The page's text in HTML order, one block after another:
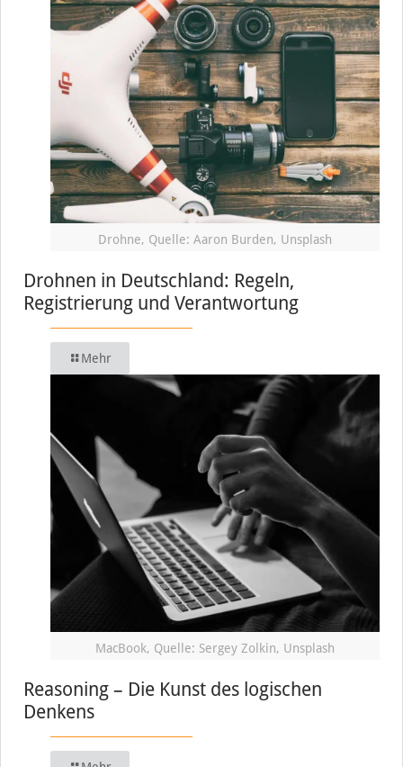
Drohne, Quelle: Aaron Burden, Unsplash
Drohnen in Deutschland: Regeln,
Registrierung und Verantwortung
Mehr
MacBook, Quelle: Sergey Zolkin, Unsplash
Reasoning – Die Kunst des logischen
Denkens